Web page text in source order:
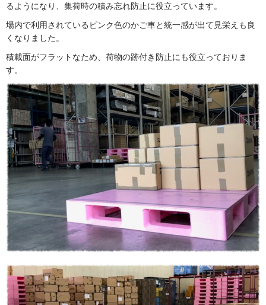
るようになり、集荷時の積み忘れ防止に役立っています。
場内で利用されているピンク色のかご車と統一感が出て見栄えも良
くなりました。
積載面がフラットなため、荷物の跡付き防止にも役立っておりま
す。